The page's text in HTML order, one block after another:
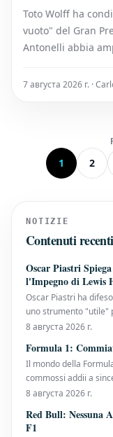
Toto Wolff ha
vuoto" del Gran
Antonelli abbia
7 августа 2026 г. ·
1 2
NOTIZIE
Contenuti recenti
Oscar Piastri
l'Impegno di Lewis
Oscar Piastri ha
uno strumento "utile"
Premio. Il suo
utilizzato il simulatore,
8 августа 2026 г.
Formula 1:
Il mondo della
commossi addii a
all'interno dei team.
piloti presso la
8 августа 2026 г.
Red Bull: Nessuna
F1